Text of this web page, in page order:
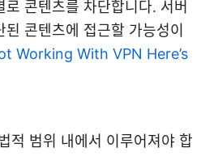
콘텐츠를 차단합니다. 서버
콘텐츠에 접근할 가능성이
Working With VPN Here’s
적 범위 내에서 이루어져야 합